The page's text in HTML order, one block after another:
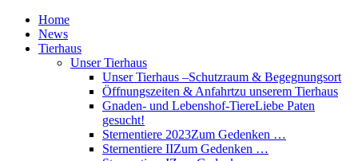
Home
News
Tierhaus
Unser Tierhaus
Unser Tierhaus –Schutzraum & Begegnungsort
Öffnungszeiten & Anfahrtzu unserem Tierhaus
Gnaden- und Lebenshof-TiereLiebe Paten
gesucht!
Sternentiere 2023Zum Gedenken …
Sternentiere IIZum Gedenken …